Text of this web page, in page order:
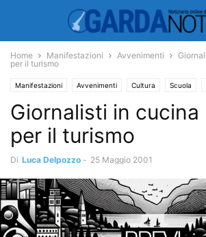
Home Manifestazioni Avvenimenti
per il turismo
Manifestazioni Avvenimenti Cultura Scuola
Turismo
Giornalisti in cucina
per il turismo
Di Luca Delpozzo - 25 Maggio 2001